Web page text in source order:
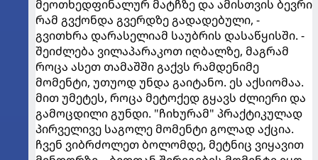
მეოთხედფინალურ მატჩზე და ამისთვის ბევრი
რამ გვქონდა გვერდზე გადადებული, -
გვითხრა დარასელიამ საუბრის დასაწყისში. -
შეიძლება ვილაპარაკოთ იღბალზე, მაგრამ
როცა ასეთ თამაშში გაქვს რამდენიმე
მომენტი, უთუოდ უნდა გაიტანო. ეს აქსიომაა.
მით უმეტეს, როცა მეტოქედ გყავს ძლიერი და
გამოცდილი გუნდი. "ჩიხურამ" პრაქტიკულად
პირველივე საგოლე მომენტი გოლად აქცია.
ჩვენ ვიბრძოლეთ ბოლომდე, მეტნიც ვიყავით